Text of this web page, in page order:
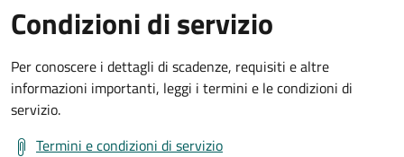
Condizioni di servizio
Per conoscere i dettagli di scadenze, requisiti e altre
informazioni importanti, leggi i termini e le condizioni di
servizio.
Termini e condizioni di servizio